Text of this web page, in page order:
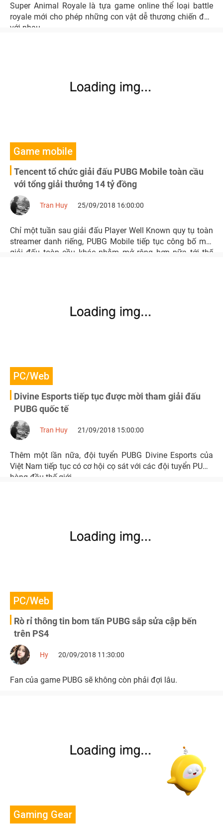
Super Animal Royale là tựa game online thể loại battle
royale mới cho phép những con vật dễ thương chiến đấu
với nhau.
Game mobile
Tencent tổ chức giải đấu PUBG Mobile toàn cầu
với tổng giải thưởng 14 tỷ đồng
Tran Huy 25/09/2018 16:00:00
Chỉ một tuần sau giải đấu Player Well Known quy tụ toàn
streamer danh riếng, PUBG Mobile tiếp tục công bố một
giải đấu toàn cầu khác nhằm mở rộng hơn nữa tới thế
PC/Web
Divine Esports tiếp tục được mời tham giải đấu
PUBG quốc tế
Tran Huy 21/09/2018 15:00:00
Thêm một lần nữa, đội tuyển PUBG Divine Esports của
Việt Nam tiếp tục có cơ hội cọ sát với các đội tuyển PUBG
hàng đầu thế giới.
PC/Web
Rò rỉ thông tin bom tấn PUBG sắp sửa cập bến
trên PS4
Hy 20/09/2018 11:30:00
Fan của game PUBG sẽ không còn phải đợi lâu.
Gaming Gear